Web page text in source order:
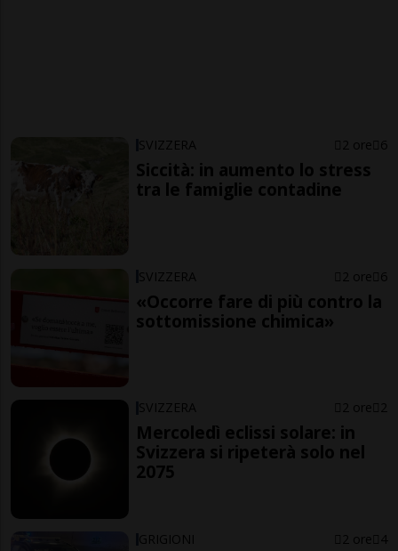
SVIZZERA 2 ore 6
Siccità: in aumento lo stress
tra le famiglie contadine
SVIZZERA 2 ore 6
«Occorre fare di più contro la
sottomissione chimica»
SVIZZERA 2 ore 2
Mercoledì eclissi solare: in
Svizzera si ripeterà solo nel
2075
GRIGIONI 2 ore 4